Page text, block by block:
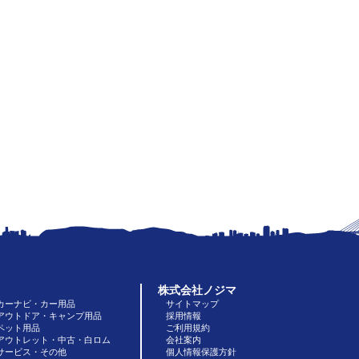
ーナビ・カー用品
ウトドア・キャンプ用品
ット用品
ウトレット・中古・白ロム
ービス・その他
株式会社ノジマ
サイトマップ
採用情報
ご利用規約
会社案内
個人情報保護方針